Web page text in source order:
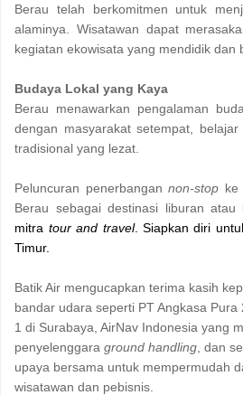
Berau telah berkomitmen untuk
alaminya. Wisatawan dapat
kegiatan ekowisata yang mendidik dan
Budaya Lokal yang Kaya
Berau menawarkan pengalaman
dengan masyarakat setempat,
tradisional yang lezat.
Peluncuran penerbangannon-stop ke
Berau sebagai destinasi liburan
mitra tour and travel. Siapkan diri
Timur.
Batik Air mengucapkan terima kasih
bandar udara seperti PT Angkasa
1 di Surabaya, AirNav Indonesia yang
penyelenggaraground handling , dan
upaya bersama untuk mempermudah
wisatawan dan pebisnis.